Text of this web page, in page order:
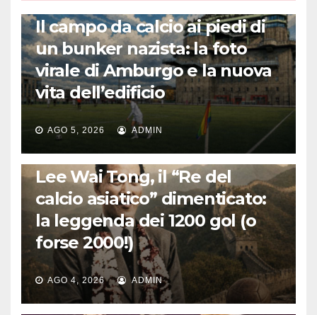
Il campo da calcio ai piedi di
un bunker nazista: la foto
virale di Amburgo e la nuova
vita dell’edificio
AGO 5, 2026 ADMIN
LA STORIA DEL CALCIO
Lee Wai Tong, il “Re del
calcio asiatico” dimenticato:
la leggenda dei 1200 gol (o
forse 2000!)
AGO 4, 2026 ADMIN
CALCIO INTERNAZIONALE